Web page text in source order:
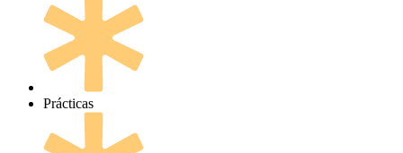
Prácticas